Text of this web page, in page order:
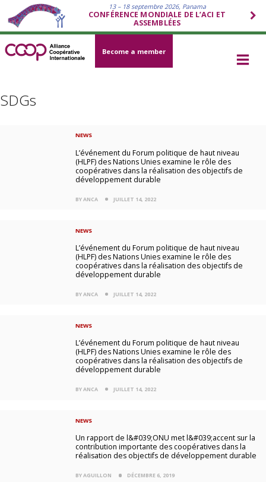
13 – 18 septembre 2026, Panama
CONFÉRENCE MONDIALE DE L’ACI ET
ASSEMBLÉES
Become a member
SDGs
NEWS
L’événement du Forum politique de haut niveau
(HLPF) des Nations Unies examine le rôle des
coopératives dans la réalisation des objectifs de
développement durable
BY ANCA JUILLET 14, 2022
NEWS
L’événement du Forum politique de haut niveau
(HLPF) des Nations Unies examine le rôle des
coopératives dans la réalisation des objectifs de
développement durable
BY ANCA JUILLET 14, 2022
NEWS
L’événement du Forum politique de haut niveau
(HLPF) des Nations Unies examine le rôle des
coopératives dans la réalisation des objectifs de
développement durable
BY ANCA JUILLET 14, 2022
NEWS
Un rapport de l&#039;ONU met l&#039;accent sur la
contribution importante des coopératives dans la
réalisation des objectifs de développement durable
BY AGUILLON DÉCEMBRE 6, 2019